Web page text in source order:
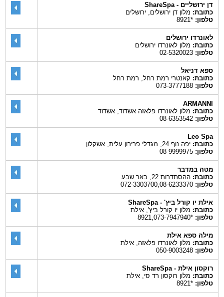
דן ירושליים - ShareSpa
כתובת:מלון דן ירושלים, ירושלים
טלפון:*8921
לאונרדו ירושלים
כתובת:מלון לאונרדו ירושלים
טלפון:02-5320023
ספא דניאל
כתובת:קאנטרי רמת רחל, רמת רחל
טלפון:073-3777188
ARMANNI
כתובת:מלון לאונרדו פלאזה אשדוד, אשדוד
טלפון:08-6353542
Leo Spa
כתובת:יפה נוף 24, מגדלי פרירון עלית, אשקלון
טלפון:08-9999975
מטה במדבר
כתובת:ההסתדרות 22, באר שבע
טלפון:072-3303700,08-6233370
אילת יו קורל ביץ' - ShareSpa
כתובת:מלון יו קורל ביץ', אילת
טלפון:*8921,073-7947940
מילה ספא אילת
כתובת:מלון לאונרדו פלאזה, אילת
טלפון:050-9003248
רוקסון אילת - ShareSpa
כתובת:מלון רוקסון רד סי, אילת
טלפון:*8921